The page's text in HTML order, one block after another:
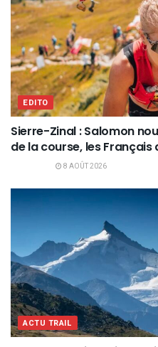
EDITO
Sierre-Zinal : Salomon
de la course, les
8 AOÛT 2026
ACTU TRAIL